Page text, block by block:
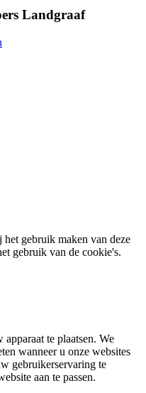
Landgraaf
gebruik maken van deze
gebruik van de cookie's.
te plaatsen. We
wanneer u onze websites
gebruikerservaring te
aan te passen.